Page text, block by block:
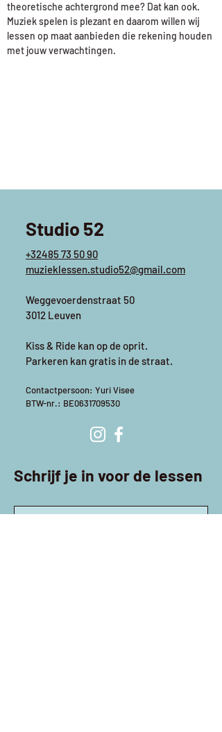
theoretische achtergrond mee? Dat kan ook.
Muziek spelen is plezant en daarom willen wij
lessen op maat aanbieden die rekening houden
met jouw verwachtingen.
Studio 52
+32485 73 50 90
muzieklessen.studio52@gmail.com
Weggevoerdenstraat 50
3012 Leuven
Kiss & Ride kan op de oprit.
Parkeren kan gratis in de straat.
Contactpersoon: Yuri Visee
BTW-nr.: BE0631709530
Schrijf je in voor de lessen